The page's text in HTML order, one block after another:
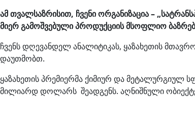
ამ თვალსაზრისით, ჩვენი ორგანიზაცია –
მიერ გამოშვებული პროდუქციის მსოფლიო
ჩვენს დღევანდელ ანალიტიკას, ყაზახეთის
დაუთმობთ.
ყაზახეთის პრემიერმა ქიმიურ და
მილიარდ დოლარს შეადგენს. აღნიშნული